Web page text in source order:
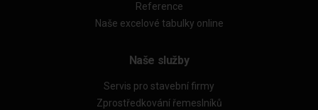
Reference
Naše excelové tabulky online
Naše služby
Servis pro stavební firmy
Zprostředkování řemeslníků